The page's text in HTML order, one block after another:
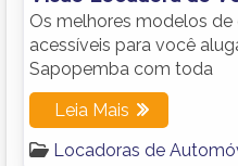
Os melhores modelos
acessíveis para você
Sapopemba com toda
Leia Mais
Locadoras de